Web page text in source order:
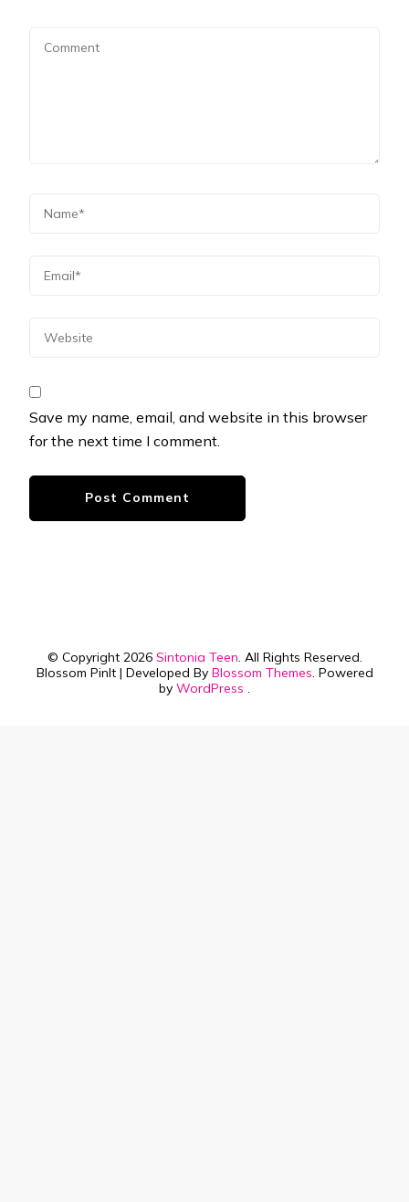
Save my name, email, and website in this browser
for the next time I comment.
© Copyright 2026 Sintonia Teen. All Rights Reserved.
Blossom PinIt | Developed By Blossom Themes. Powered
by WordPress .